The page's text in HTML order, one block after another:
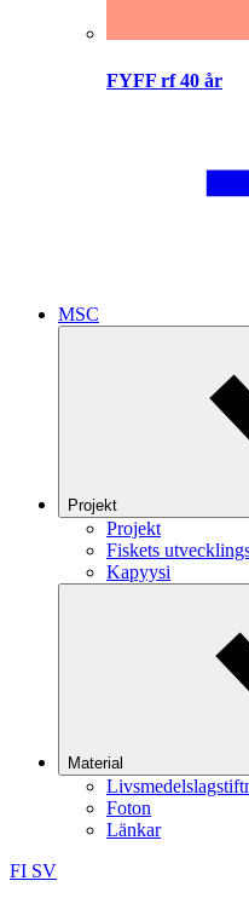
FYFF rf 40 år
MSC
Projekt
Projekt
Fiskets
Kapyysi
Material
Foton
Länkar
FI SV